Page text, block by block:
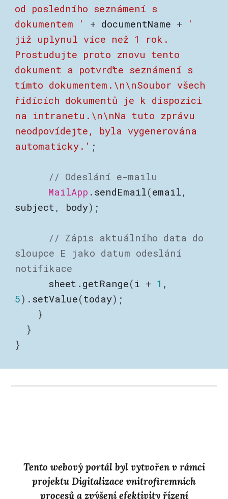
od posledního seznámení s
dokumentem '
+ documentName +
'
již uplynul více než 1 rok.
Prostudujte proto znovu tento
dokument a potvrďte seznámení s
tímto dokumentem.\n\nSoubor všech
řídících dokumentů je k dispozici
na intranetu.\n\nNa tuto zprávu
neodpovídejte, byla vygenerována
automaticky.' ;
// Odeslání e-mailu
MailApp . sendEmail(email ,
subject , body);
// Zápis aktuálního data do
sloupce E jako datum odeslání
notifikace
sheet . getRange( i + 1 ,
5). setValue(today);
}
}
}
Tento webový portál byl vytvořen v rámci
projektu Digitalizace vnitrofiremních
procesů a zvýšení efektivity řízení